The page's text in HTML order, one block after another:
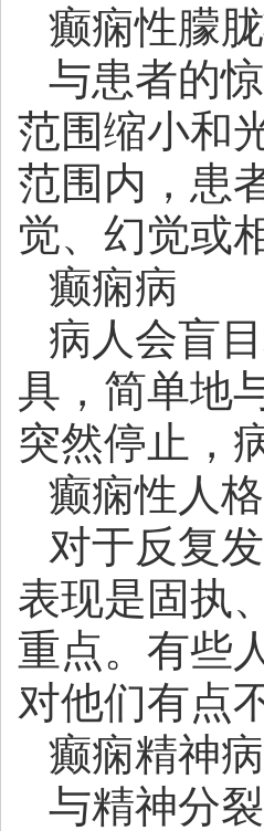
癫痫性朦
与患者的
范围缩小和
范围内，患
觉、幻觉或
癫痫病
病人会盲
具，简单地
突然停止，
癫痫性人
对于反复
表现是固执
重点。有些
对他们有点
癫痫精神病
与精神分